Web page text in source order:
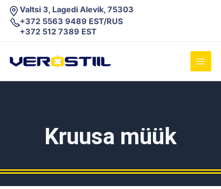
Skip
content
Valtsi 3, Lagedi Alevik, 75303
+372 5563 9489 EST/RUS
+372 512 7389 EST
Main
Kruusa müük